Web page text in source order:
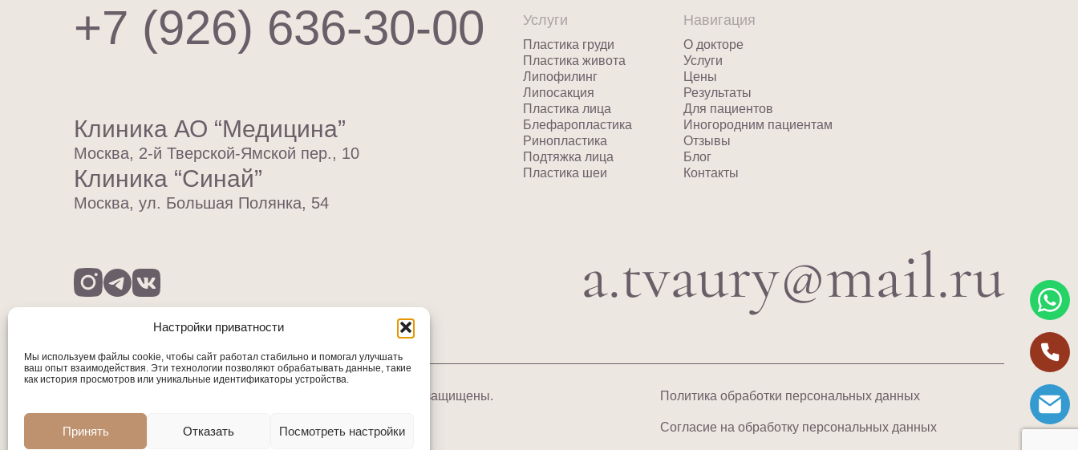
Настройки приватности
Мы используем файлы cookie, чтобы сайт работал стабильно и помогал улучшать
ваш опыт взаимодействия. Эти технологии позволяют обрабатывать данные, такие
как история просмотров или уникальные идентификаторы устройства.
Принять Отказать Посмотреть настройки
+7 (926) 636-30-00
Клиника АО “Медицина”
Москва, 2-й Тверской-Ямской пер., 10
Клиника “Синай”
Москва, ул. Большая Полянка, 54
Услуги
Пластика груди
Пластика живота
Липофилинг
Липосакция
Пластика лица
Блефаропластика
Ринопластика
Подтяжка лица
Пластика шеи
Навигация
О докторе
Услуги
Цены
Результаты
Для пациентов
Иногородним пациентам
Отзывы
Блог
Контакты
а.tvaury@mail.ru
Пластический хирург Анна Тваури © 2024-2026 Все права защищены.
Лицензия №Л0-77-01-020628 от 23.10.2020г.
Политика обработки персональных данных
Согласие на обработку персональных данных